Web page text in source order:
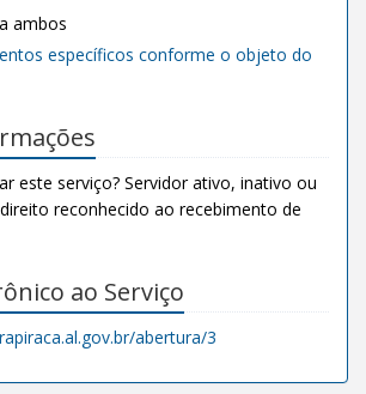
ambos
específicos conforme o objeto do
este serviço? Servidor ativo, inativo ou
reconhecido ao recebimento de
ao Serviço
abertura/3